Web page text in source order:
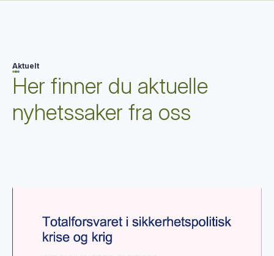
Aktuelt
Her finner du aktuelle
nyhetssaker fra oss